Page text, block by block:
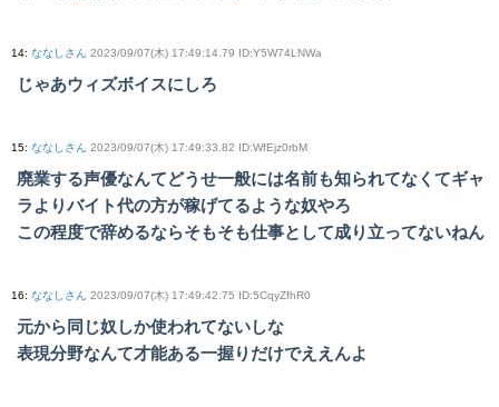
14: ななしさん 2023/09/07(木) 17:49:14.79 ID:Y5W74LNWa
じゃあウィズボイスにしろ
15: ななしさん 2023/09/07(木) 17:49:33.82 ID:WfEjz0rbM
廃業する声優なんてどうせ一般には名前も知られてなくてギャ
ラよりバイト代の方が稼げてるような奴やろ
この程度で辞めるならそもそも仕事として成り立ってないねん
16: ななしさん 2023/09/07(木) 17:49:42.75 ID:5CqyZfhR0
元から同じ奴しか使われてないしな
表現分野なんて才能ある一握りだけでええんよ